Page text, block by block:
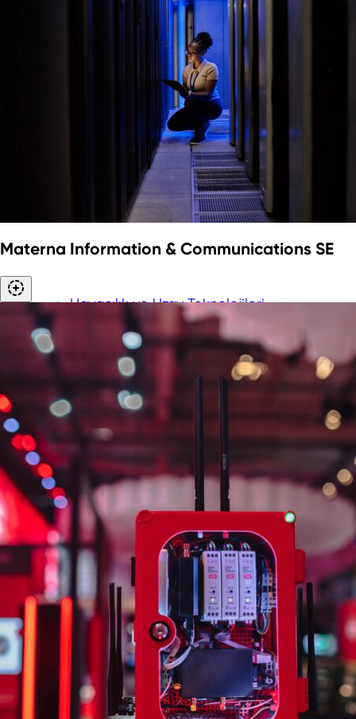
Havacılık ve Uzay Teknolojileri
Biyoteknoloji
Siber Güvenlik
Kimyasallar ve Yeni Malzemeler
Dijital Teknolojiler
Enerji Teknolojileri
Çevre Teknolojisi (GreenTech)
Tıbbi teknoloji (MedTech)
Yeni Lojistik
Akıllı Şehirler
Akıllı Endüstriler
Akıllı Mobilite
Hidrojen
NRW'ye Yatırım
Materna Information & Communications SE